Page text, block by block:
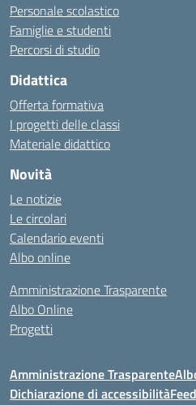
Personale scolastico
Famiglie e studenti
Percorsi di studio
Didattica
Offerta formativa
I progetti delle classi
Materiale didattico
Novità
Le notizie
Le circolari
Calendario eventi
Albo online
Amministrazione Trasparente
Albo Online
Progetti
Amministrazione Trasparente
Dichiarazione di accessibilità